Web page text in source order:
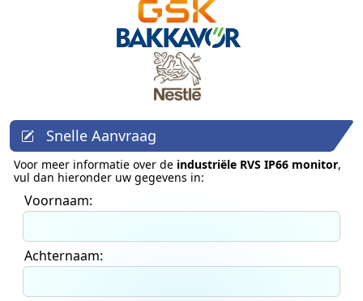
Snelle Aanvraag
Voor meer informatie over de industriële RVS IP66 monitor,
vul dan hieronder uw gegevens in:
Voornaam:
Achternaam: